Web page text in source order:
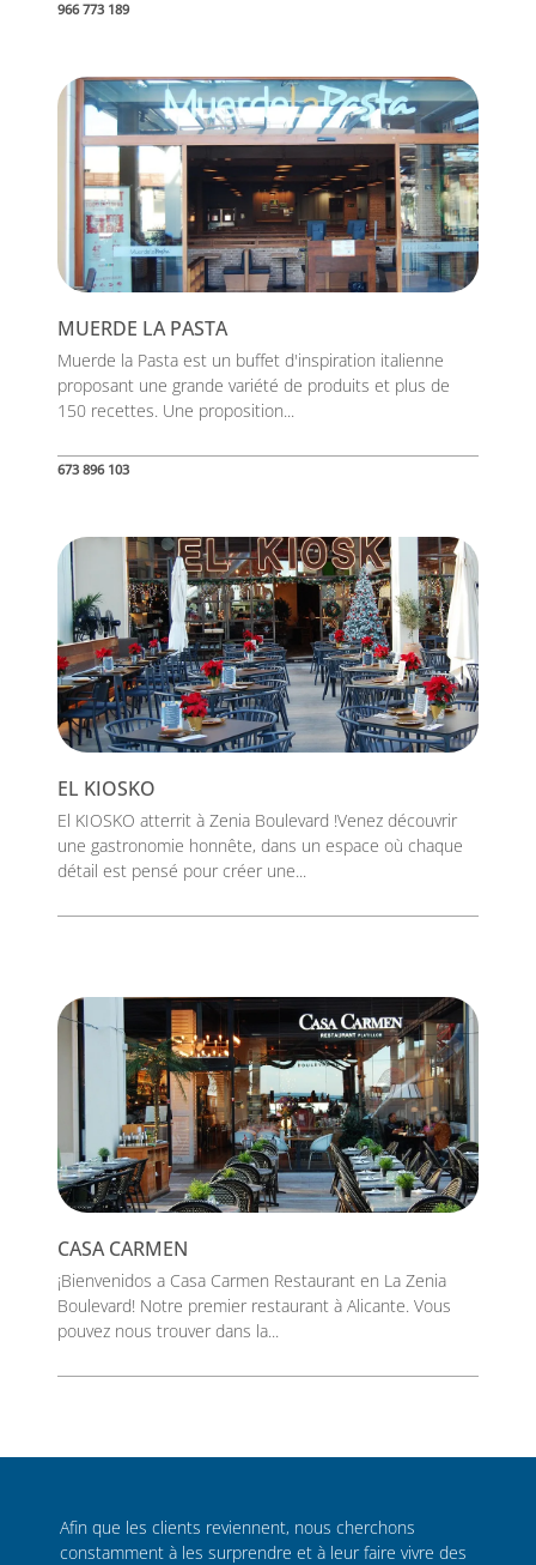
966 773 189
MUERDE LA PASTA
Muerde la Pasta est un buffet d'inspiration italienne
proposant une grande variété de produits et plus de
150 recettes. Une proposition...
673 896 103
EL KIOSKO
El KIOSKO atterrit à Zenia Boulevard !Venez découvrir
une gastronomie honnête, dans un espace où chaque
détail est pensé pour créer une...
CASA CARMEN
¡Bienvenidos a Casa Carmen Restaurant en La Zenia
Boulevard! Notre premier restaurant à Alicante. Vous
pouvez nous trouver dans la...
Afin que les clients reviennent, nous cherchons
constamment à les surprendre et à leur faire vivre des